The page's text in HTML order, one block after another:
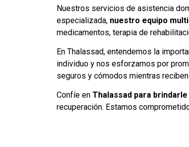
Nuestros servicios de asistencia
especializada, nuestro equipo
medicamentos, terapia de
En Thalassad, entendemos la
individuo y nos esforzamos por
seguros y cómodos mientras
Confíe en Thalassad para
recuperación. Estamos